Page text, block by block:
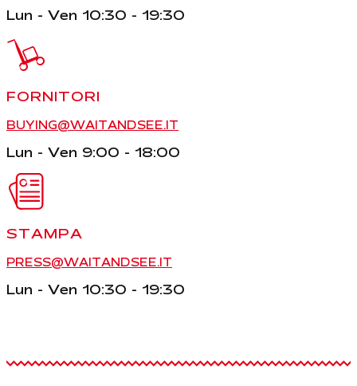
Lun - Ven 10:30 - 19:30
FORNITORI
BUYING@WAITANDSEE.IT
Lun - Ven 9:00 - 18:00
STAMPA
PRESS@WAITANDSEE.IT
Lun - Ven 10:30 - 19:30